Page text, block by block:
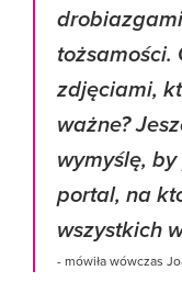
tożsamości.
zdjęciami,
ważne?
wymyślę, by
portal, na
wszystkich
- mówiła wówczas